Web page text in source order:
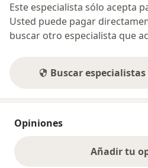
Este especialista sólo acepta
Usted puede pagar
buscar otro especialista que
Buscar
Opiniones
Añadir tu